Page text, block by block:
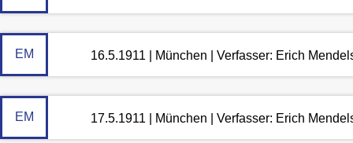
EM 16.5.1911 | München | Verfasser: Erich
EM 17.5.1911 | München | Verfasser: Erich